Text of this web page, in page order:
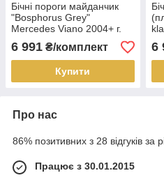
Бічні пороги майданчик
"Bosphorus Grey"
Mercedes Viano 2004+ г.
6 991 ₴/комплект
Купити
6
Про нас
86% позитивних з 28 відгуків за
Працює з 30.01.2015